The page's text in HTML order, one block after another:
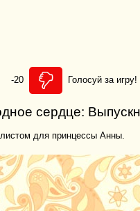
-20 Голосуй за игру!
сердце:
для принцессы Анны.